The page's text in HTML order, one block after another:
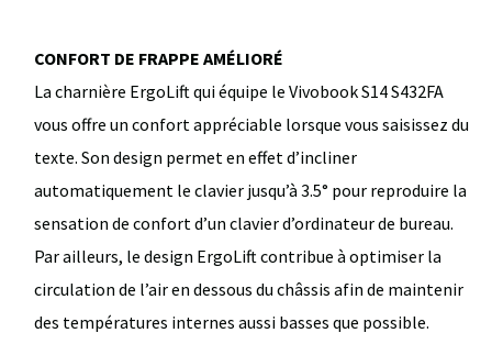
CONFORT DE FRAPPE AMÉLIORÉ
La charnière ErgoLift qui équipe le Vivobook S14 S432FA
vous offre un confort appréciable lorsque vous saisissez du
texte. Son design permet en effet d’incliner
automatiquement le clavier jusqu’à 3.5° pour reproduire la
sensation de confort d’un clavier d’ordinateur de bureau.
Par ailleurs, le design ErgoLift contribue à optimiser la
circulation de l’air en dessous du châssis afin de maintenir
des températures internes aussi basses que possible.